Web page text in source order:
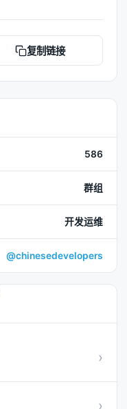
复制链接
586
群组
开发运维
@chinesedevelopers
›
›